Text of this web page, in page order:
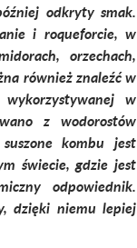
odkryty smak.
i roqueforcie, w
orzechach,
również znaleźć w
w
z wodorostów
kombu jest
świecie, gdzie jest
odpowiednik.
dzięki niemu lepiej